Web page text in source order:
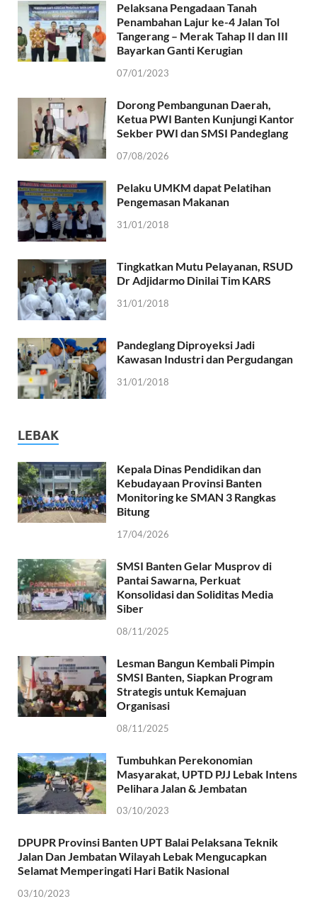
Pelaksana Pengadaan Tanah
Penambahan Lajur ke-4 Jalan Tol
Tangerang – Merak Tahap II dan III
Bayarkan Ganti Kerugian
07/01/2023
Dorong Pembangunan Daerah,
Ketua PWI Banten Kunjungi Kantor
Sekber PWI dan SMSI Pandeglang
07/08/2026
Pelaku UMKM dapat Pelatihan
Pengemasan Makanan
31/01/2018
Tingkatkan Mutu Pelayanan, RSUD
Dr Adjidarmo Dinilai Tim KARS
31/01/2018
Pandeglang Diproyeksi Jadi
Kawasan Industri dan Pergudangan
31/01/2018
LEBAK
Kepala Dinas Pendidikan dan
Kebudayaan Provinsi Banten
Monitoring ke SMAN 3 Rangkas
Bitung
17/04/2026
SMSI Banten Gelar Musprov di
Pantai Sawarna, Perkuat
Konsolidasi dan Soliditas Media
Siber
08/11/2025
Lesman Bangun Kembali Pimpin
SMSI Banten, Siapkan Program
Strategis untuk Kemajuan
Organisasi
08/11/2025
Tumbuhkan Perekonomian
Masyarakat, UPTD PJJ Lebak Intens
Pelihara Jalan & Jembatan
03/10/2023
DPUPR Provinsi Banten UPT Balai Pelaksana Teknik
Jalan Dan Jembatan Wilayah Lebak Mengucapkan
Selamat Memperingati Hari Batik Nasional
03/10/2023